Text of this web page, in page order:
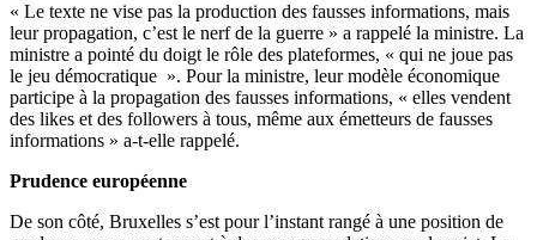
« Le texte ne vise pas la production des fausses informations, mais
leur propagation, c’est le nerf de la guerre » a rappelé la ministre. La
ministre a pointé du doigt le rôle des plateformes, « qui ne joue pas
le jeu démocratique ». Pour la ministre, leur modèle économique
participe à la propagation des fausses informations, « elles vendent
des likes et des followers à tous, même aux émetteurs de fausses
informations » a-t-elle rappelé.
Prudence européenne
De son côté, Bruxelles s’est pour l’instant rangé à une position de